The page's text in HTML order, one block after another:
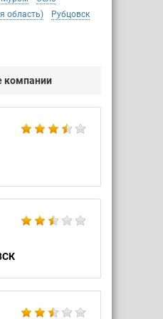
область)
Рубцовск
компании